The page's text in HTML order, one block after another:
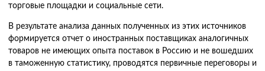
торговые площадки и социальные сети.
В результате анализа данных полученных из этих источников
формируется отчет о иностранных поставщиках аналогичных
товаров не имеющих опыта поставок в Россию и не вошедших
в таможенную статистику, проводятся первичные переговоры и